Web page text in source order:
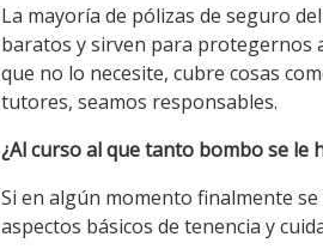
La mayoría de pólizas de seguro
baratos y sirven para protegernos
que no lo necesite, cubre cosas
tutores, seamos responsables.
¿Al curso al que tanto bombo se le
Si en algún momento finalmente
aspectos básicos de tenencia y